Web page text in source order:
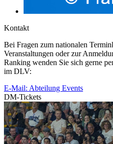
Kontakt
Bei Fragen zum nationalen
Veranstaltungen oder zur
Ranking wenden Sie sich gerne
im DLV:
E-Mail: Abteilung Events
DM-Tickets